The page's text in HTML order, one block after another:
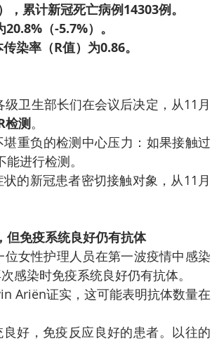
累计新冠死亡病例14303例。
（-5.7%）。
染率（R值）为0.86。
卫生部长们在会议后决定，从11月
检测。
重负的检测中心压力：如果接触过
进行检测。
的新冠患者密切接触对象，从11月
但免疫系统良好仍有抗体
女性护理人员在第一波疫情中感染
感染时免疫系统良好仍有抗体。
Ariën证实，这可能表明抗体数量在
好，免疫反应良好的患者。以往的